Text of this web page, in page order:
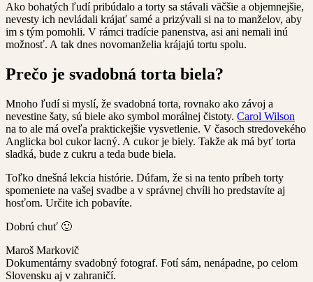
Ako bohatých ľudí pribúdalo a torty sa stávali väčšie a objemnejšie,
nevesty ich nevládali krájať samé a prizývali si na to manželov, aby
im s tým pomohli. V rámci tradície panenstva, asi ani nemali inú
možnosť. A tak dnes novomanželia krájajú tortu spolu.
Prečo je svadobná torta biela?
Mnoho ľudí si myslí, že svadobná torta, rovnako ako závoj a
nevestine šaty, sú biele ako symbol morálnej čistoty. Carol Wilson
na to ale má oveľa praktickejšie vysvetlenie. V časoch stredovekého
Anglicka bol cukor lacný. A cukor je biely. Takže ak má byť torta
sladká, bude z cukru a teda bude biela.
Toľko dnešná lekcia histórie. Dúfam, že si na tento príbeh torty
spomeniete na vašej svadbe a v správnej chvíli ho predstavíte aj
hosťom. Určite ich pobavíte.
Dobrú chuť 🙂
Maroš Markovič
Dokumentárny svadobný fotograf. Fotí sám, nenápadne, po celom
Slovensku aj v zahraničí.